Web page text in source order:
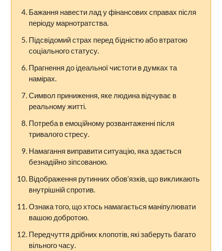
Бажання навести лад у фінансових справах після
періоду марнотратства.
Підсвідомий страх перед бідністю або втратою
соціального статусу.
Прагнення до ідеальної чистоти в думках та
намірах.
Символ приниження, яке людина відчуває в
реальному житті.
Потреба в емоційному розвантаженні після
тривалого стресу.
Намагання виправити ситуацію, яка здається
безнадійно зіпсованою.
Відображення рутинних обов’язків, що викликають
внутрішній спротив.
Ознака того, що хтось намагається маніпулювати
вашою добротою.
Передчуття дрібних клопотів, які заберуть багато
вільного часу.